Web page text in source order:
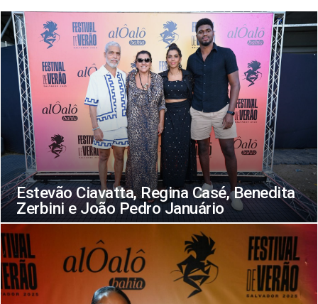
Estevão Ciavatta, Regina Casé, Benedita
Zerbini e João Pedro Januário